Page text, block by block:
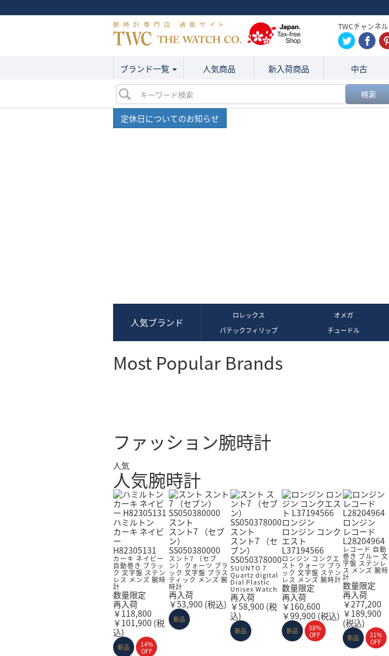
TWCチャンネル
ブランド一覧 人気商品 新入荷商品 中古
検索
定休日についてのお知らせ
人気ブランド
ロレックス オメガ
パテックフィリップ
チュードル
Most Popular Brands
ファッション腕時計
人気
人気腕時計
ハミルトン
カーキ ネイビ
ー
H82305131
カーキ ネイビー
自動巻き ブラッ
ク 文字盤 ステン
レス メンズ 腕時
計
数量限定
再入荷
￥118,800
￥101,900 (税
込)
新品
14%
OFF
スント
スント7 （セブ
ン）
SS050380000
スント7 （セブ
ン） クォーツ ブラ
ック 文字盤 プラス
ティック メンズ 腕
時計
再入荷
￥53,900 (税込)
新品
スント
スント7 （セ
ブン）
SS050378000
SUUNTO 7
Quartz digital
Dial Plastic
Unisex Watch
再入荷
￥58,900 (税
込)
新品
ロンジン
ロンジン コンク
エスト
L37194566
ロンジン コンクエ
スト クォーツ ブラ
ック 文字盤 ステン
レス メンズ 腕時計
数量限定
再入荷
￥160,600
￥99,900 (税込)
新品
38%
OFF
ロンジン
レコード
L28204964
レコード 自動
巻き ブルー 文
字盤 ステンレ
ス メンズ 腕時
計
数量限定
再入荷
￥277,200
￥189,900
(税込)
新品
31%
OFF